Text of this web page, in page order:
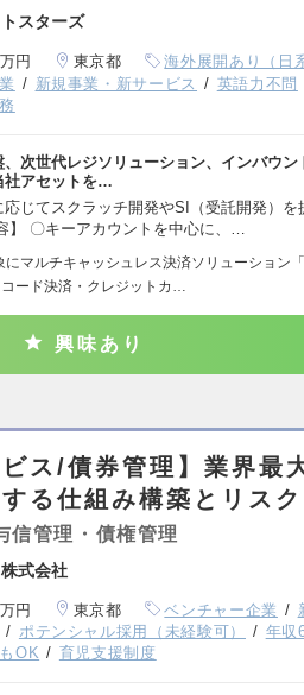
スターズ
円 東京都 海外展開あり（日
新規事業・新サービス 英語力不問
次世代レジソリューション、インバウン
社アセットを…
じてスクラッチ開発やSI（受託開発）を
】 〇キーアカウントを中心に、…
にマルチキャッシュレス決済ソリューション
ード決済・クレジットカ…
興味あり
ビス/債券管理】業界最
る仕組み構築とリス
信管理・債権管理
式会社
円 東京都 ベンチャー企業
ポテンシャル採用（未経験可） 年収
OK 育児支援制度